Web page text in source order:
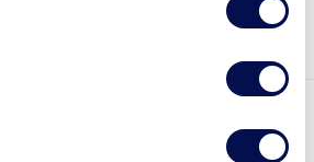
ühendust